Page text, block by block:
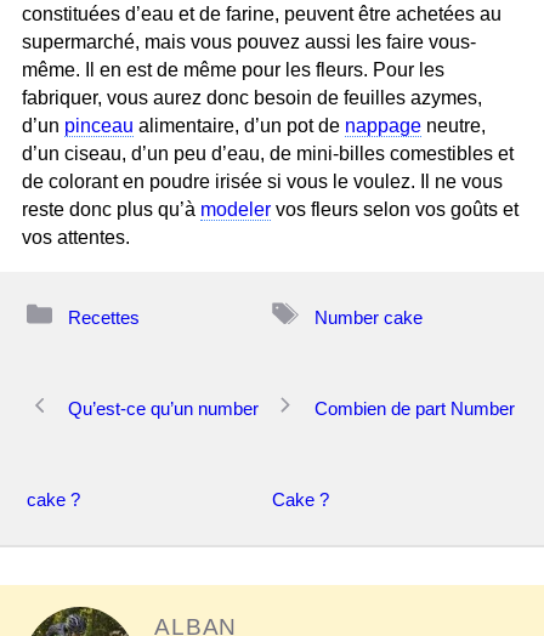
constituées d’eau et de farine, peuvent être achetées au
supermarché, mais vous pouvez aussi les faire vous-
même. Il en est de même pour les fleurs. Pour les
fabriquer, vous aurez donc besoin de feuilles azymes,
d’un pinceau alimentaire, d’un pot de nappage neutre,
d’un ciseau, d’un peu d’eau, de mini-billes comestibles et
de colorant en poudre irisée si vous le voulez. Il ne vous
reste donc plus qu’à modeler vos fleurs selon vos goûts et
vos attentes.
Recettes Number cake
des
Qu’est-ce qu’un number
cake ?
Combien de part Number
Cake ?
ALBAN